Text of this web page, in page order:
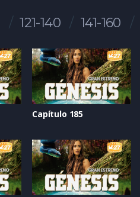
121-140 141-160
Capítulo 185